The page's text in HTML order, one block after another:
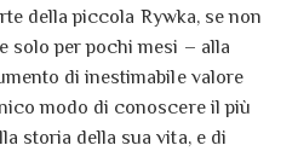
della piccola Rywka, se non
solo per pochi mesi – alla
di inestimabile valore
modo di conoscere il più
storia della sua vita, e di